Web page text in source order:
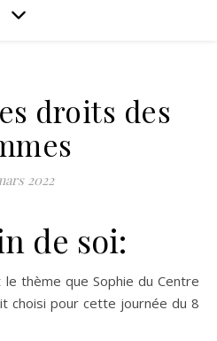
droits des
2022
de soi:
thème que Sophie du Centre
choisi pour cette journée du 8